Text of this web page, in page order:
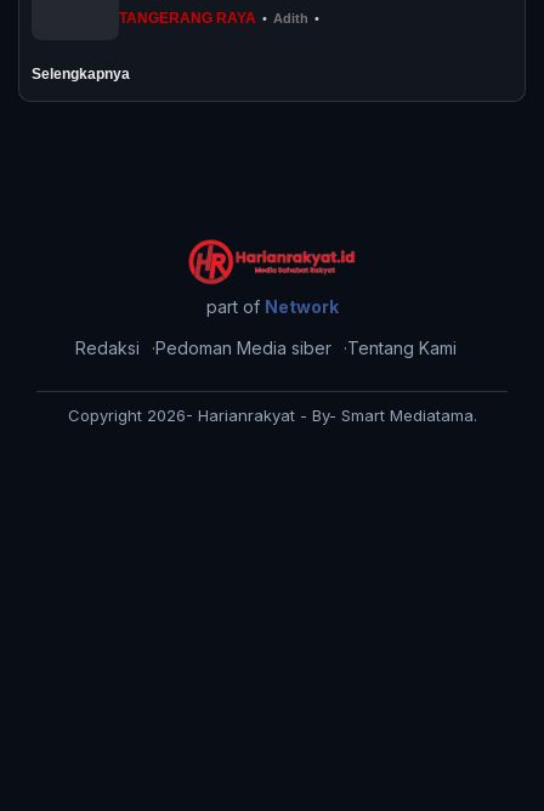
TANGERANG RAYA • Adith •
Selengkapnya
part of Network
Redaksi
Pedoman Media siber Tentang Kami
Copyright 2026- Harianrakyat - By- Smart Mediatama.